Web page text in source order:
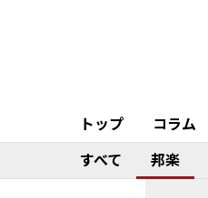
トップ コラム
すべて
邦楽